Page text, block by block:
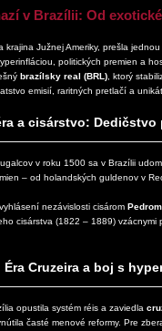
v Brazílii: Od
krajina Južnej Ameriky, prešla
politických premien a
brazílsky real (BRL) , ktorý
emisií, raritných pretlačí a
a cisárstvo:
v roku 1500 sa v Brazílii
– od holandských guldenov v
nezávislosti cisárom
cisárstva (1822 – 1889)
Cruzeira a boj s
opustila systém réis a zaviedla
časté menové reformy. Pre